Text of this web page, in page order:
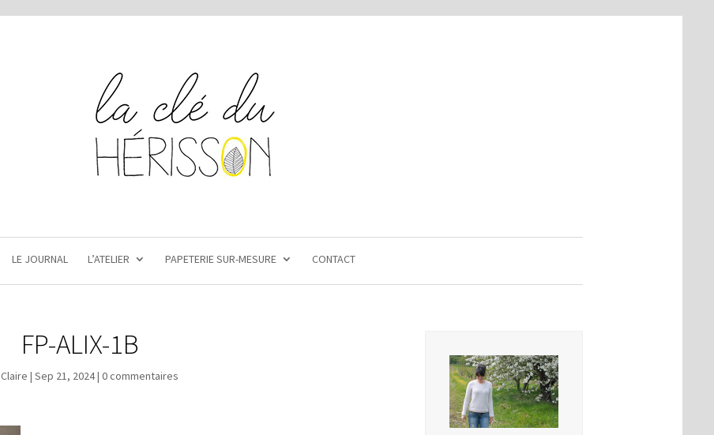
LE JOURNAL L’ATELIER PAPETERIE SUR-MESURE CONTACT
FP-ALIX-1B
Claire | Sep 21, 2024| 0 commentaires